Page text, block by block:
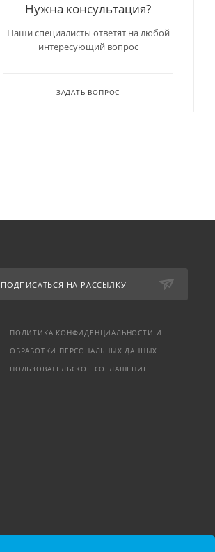
Нужна консультация?
Наши специалисты ответят на любой
интересующий вопрос
ЗАДАТЬ ВОПРОС
ПОДПИСАТЬСЯ НА РАССЫЛКУ
ПОЛИТИКА КОНФИДЕНЦИАЛЬНОСТИ И
ОБРАБОТКИ ПЕРСОНАЛЬНЫХ ДАННЫХ
ПОЛЬЗОВАТЕЛЬСКОЕ СОГЛАШЕНИЕ